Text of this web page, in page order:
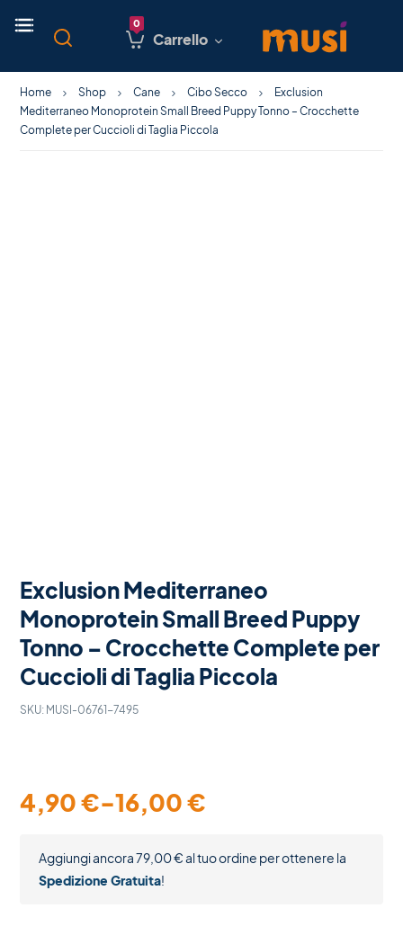
Carrello
Home Shop Cane Cibo Secco
Exclusion
Mediterraneo Monoprotein Small Breed Puppy Tonno – Crocchette
Complete per Cuccioli di Taglia Piccola
Exclusion Mediterraneo
Monoprotein Small Breed Puppy
Tonno – Crocchette Complete per
Cuccioli di Taglia Piccola
SKU: MUSI-06761-7495
4,90€-16,00€
Aggiungi ancora79,00€al tuo ordine per ottenere la
Spedizione Gratuita!